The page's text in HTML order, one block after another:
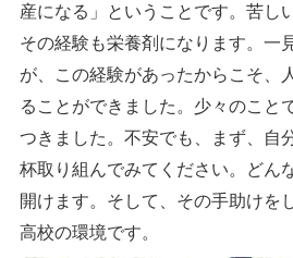
産になる」ということです。苦し
その経験も栄養剤になります。一
が、この経験があったからこそ、
ることができました。少々のこと
つきました。不安でも、まず、自
杯取り組んでみてください。どん
開けます。そして、その手助けを
高校の環境です。